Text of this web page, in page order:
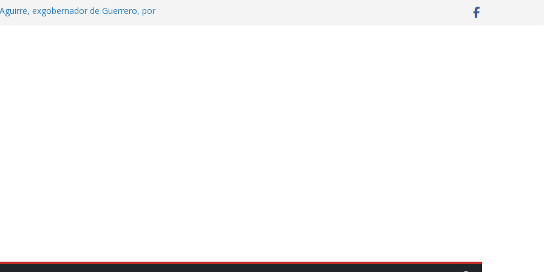
exgobernador de Guerrero, por